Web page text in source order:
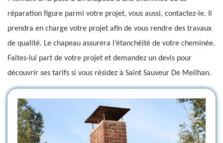
réparation figure parmi votre projet, vous aussi, contactez-le. Il
prendra en charge votre projet afin de vous rendre des travaux
de qualité. Le chapeau assurera l’étanchéité de votre cheminée.
Faites-lui part de votre projet et demandez un devis pour
découvrir ses tarifs si vous résidez à Saint Sauveur De Meilhan.